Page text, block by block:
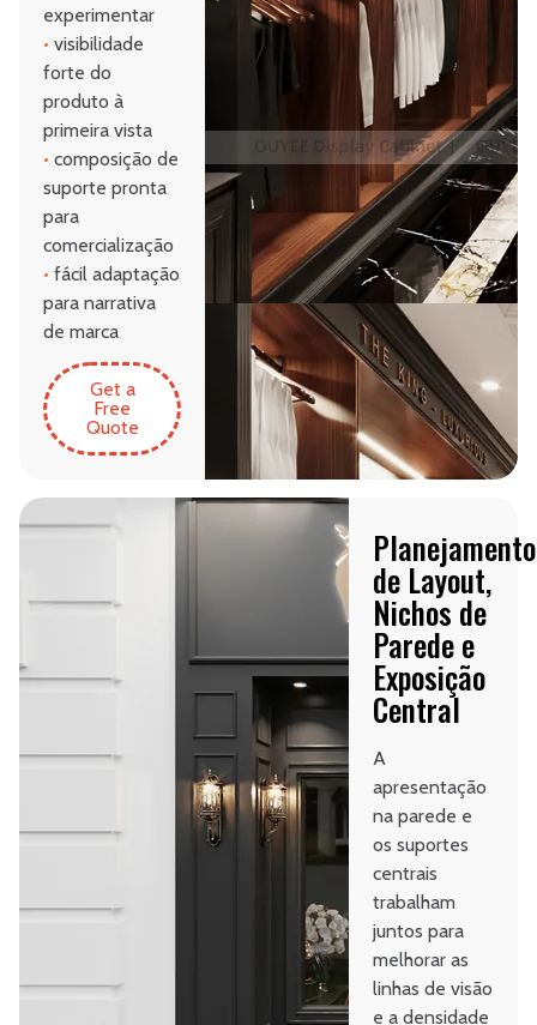
experimentar
• visibilidade
forte do
produto à
primeira vista
• composição de
suporte pronta
para
comercialização
• fácil adaptação
para narrativa
de marca
Get a
Free
Quote
Planejamento
de Layout,
Nichos de
Parede e
Exposição
Central
A
apresentação
na parede e
os suportes
centrais
trabalham
juntos para
melhorar as
linhas de visão
e a densidade